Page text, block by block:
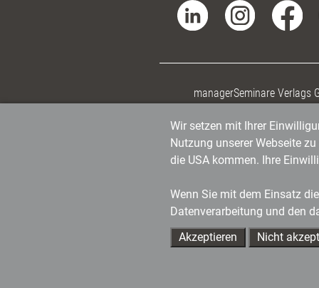
managerSeminare Verlags
Wir setzen mit Ihrer
Nutzung unserer Webseite
die USA kommen. Ihre
Wenn Sie mit dem Einsatz
Datenverarbeitung und den
Akzeptieren
Nicht